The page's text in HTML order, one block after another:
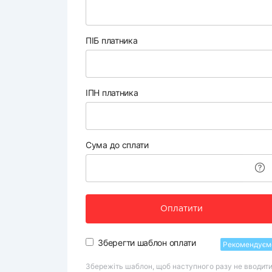
ПІБ платника
ІПН платника
Сума до сплати
Оплатити
Зберегти шаблон оплати
Збережіть шаблон, щоб наступного разу не вводити